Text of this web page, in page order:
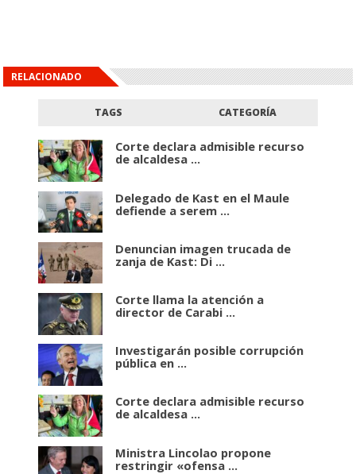
RELACIONADO
TAGS CATEGORÍA
Corte declara admisible recurso
de alcaldesa ...
Delegado de Kast en el Maule
defiende a serem ...
Denuncian imagen trucada de
zanja de Kast: Di ...
Corte llama la atención a
director de Carabi ...
Investigarán posible corrupción
pública en ...
Corte declara admisible recurso
de alcaldesa ...
Ministra Lincolao propone
restringir «ofensa ...